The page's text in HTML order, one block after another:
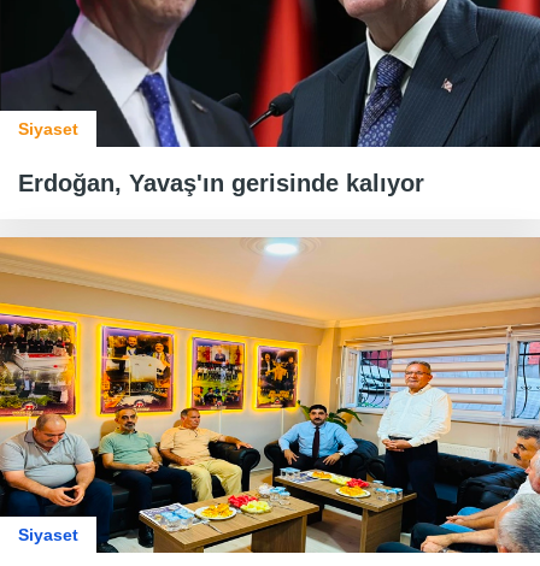
Siyaset
Erdoğan, Yavaş'ın gerisinde kalıyor
Siyaset